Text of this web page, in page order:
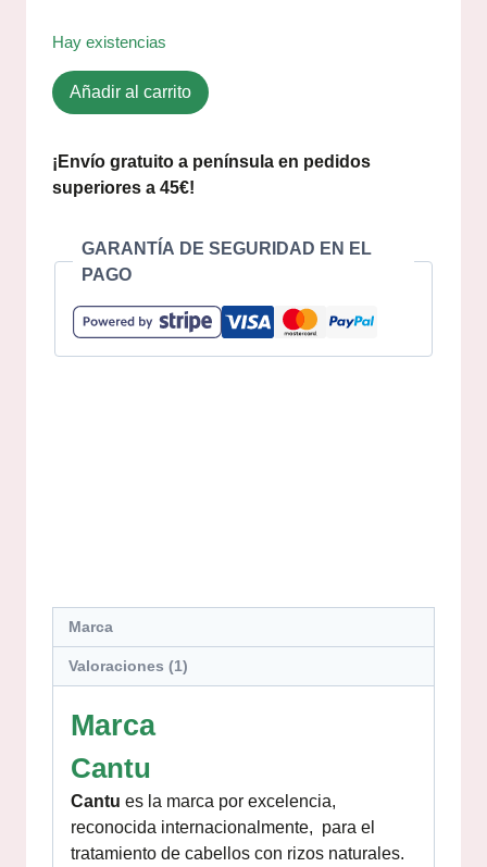
Hay existencias
Añadir al carrito
¡Envío gratuito a península en pedidos
superiores a 45€!
GARANTÍA DE SEGURIDAD EN EL
PAGO
Marca
Valoraciones (1)
Marca
Cantu
Cantu es la marca por excelencia,
reconocida internacionalmente, para el
tratamiento de cabellos con rizos naturales.